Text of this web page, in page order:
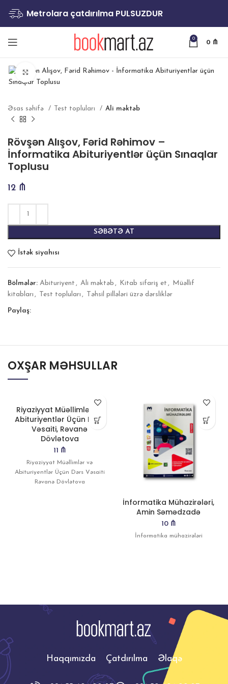
Metrolara çatdırılma PULSUZDUR
0
0 ₼
Böyütmək
Əsas səhifə Test topluları Ali məktəb
Rövşən Alışov, Fərid Rəhimov –
İnformatika Abituriyentlər üçün Sınaqlar
Toplusu
12 ₼
SƏBƏTƏ AT
İstək siyahısı
Bölmələr: Abituriyent , Ali məktəb , Kitab sifariş et , Müəllif
kitabları , Test topluları , Təhsil pillələri üzrə dərsliklər
Paylaş:
OXŞAR MƏHSULLAR
Riyaziyyat Müəllimlər və
Abituriyentlər Üçün Dərs
Vəsaiti, Rəvanə
Dövlətova
11 ₼
Riyaziyyat Müəllimlər və
Abituriyentlər Üçün Dərs Vəsaiti
Rəvanə Dövlətova
İnformatika Mühazirələri,
Amin Səmədzadə
10 ₼
İnformatika mühazirələri
Haqqımızda Çatdırılma Əlaqə